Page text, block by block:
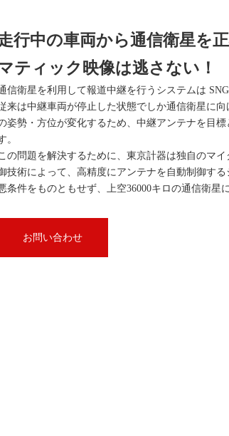
行中の車両から通信衛星を
ティック映像は逃さない！
信衛星を利用して報道中継を行うシステムは
来は中継車両が停止した状態でしか通信衛星に
姿勢・方位が変化するため、中継アンテナを目
。
の問題を解決するために、東京計器は独自のマ
技術によって、高精度にアンテナを自動制御す
条件をものともせず、上空36000キロの通信衛星
お問い合わせ